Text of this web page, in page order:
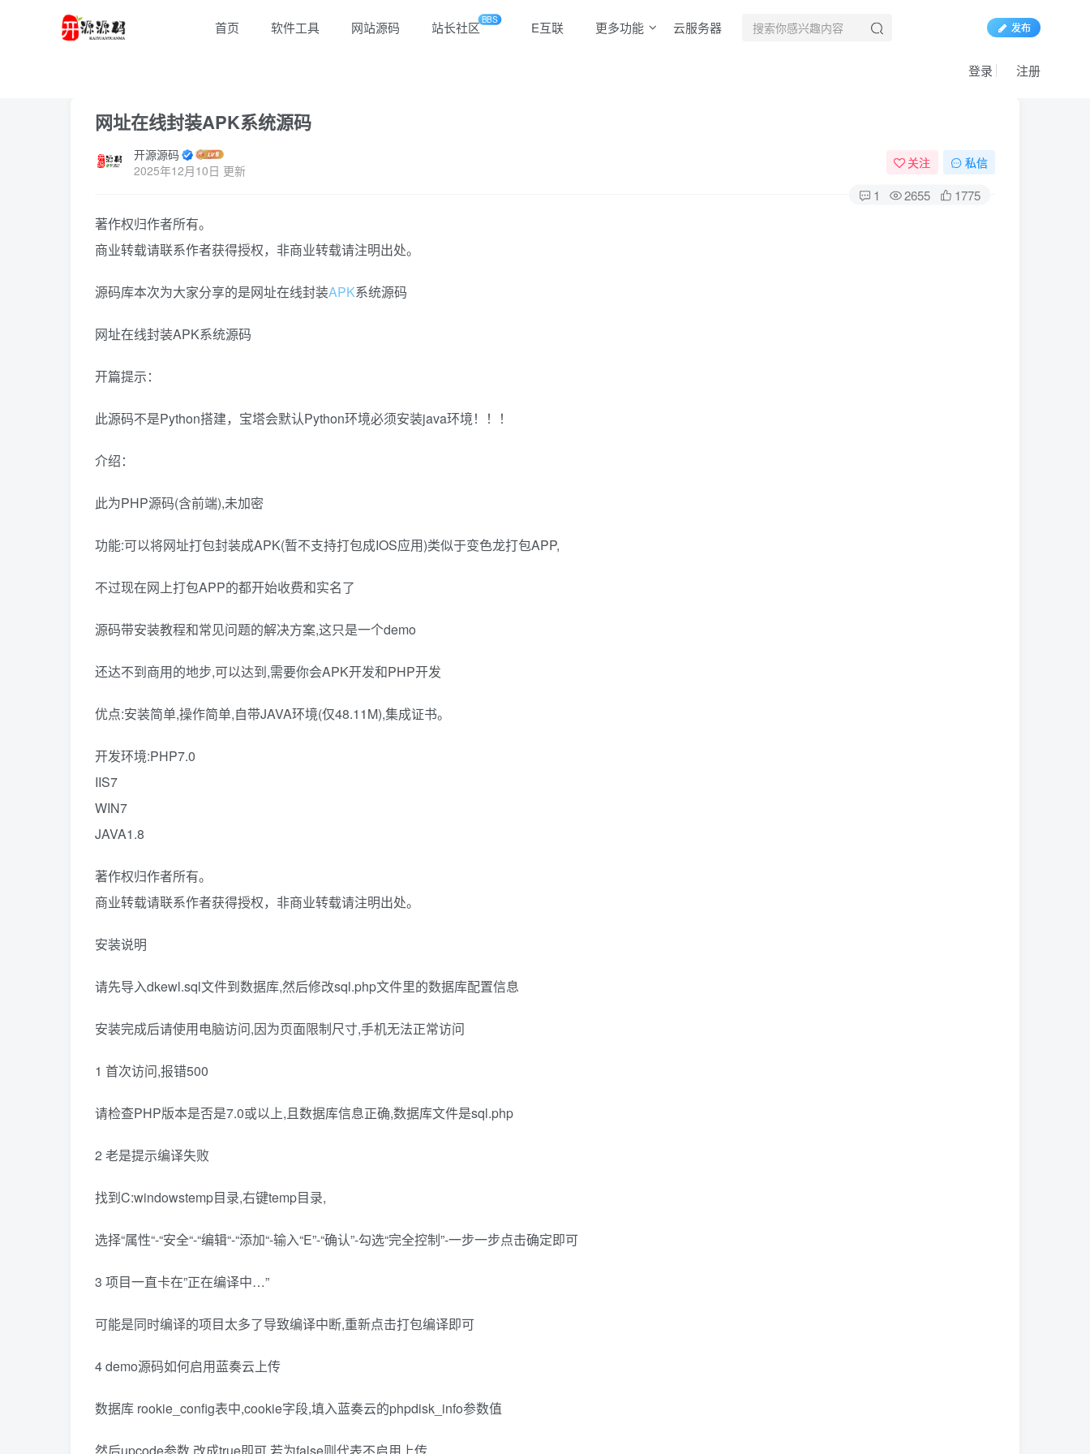
首页 软件工具 网站源码 站长社区BBS E互联 更多功能 云服务器 发布
登录 注册
网址在线封装APK系统源码
开源源码
2025年12月10日 更新
关注 私信
1 2655 1775
著作权归作者所有。
商业转载请联系作者获得授权，非商业转载请注明出处。
源码库本次为大家分享的是网址在线封装APK系统源码
网址在线封装APK系统源码
开篇提示：
此源码不是Python搭建，宝塔会默认Python环境必须安装java环境！！！
介绍：
此为PHP源码(含前端),未加密
功能:可以将网址打包封装成APK(暂不支持打包成IOS应用)类似于变色龙打包APP,
不过现在网上打包APP的都开始收费和实名了
源码带安装教程和常见问题的解决方案,这只是一个demo
还达不到商用的地步,可以达到,需要你会APK开发和PHP开发
优点:安装简单,操作简单,自带JAVA环境(仅48.11M),集成证书。
开发环境:PHP7.0
IIS7
WIN7
JAVA1.8
著作权归作者所有。
商业转载请联系作者获得授权，非商业转载请注明出处。
安装说明
请先导入dkewl.sql文件到数据库,然后修改sql.php文件里的数据库配置信息
安装完成后请使用电脑访问,因为页面限制尺寸,手机无法正常访问
1 首次访问,报错500
请检查PHP版本是否是7.0或以上,且数据库信息正确,数据库文件是sql.php
2 老是提示编译失败
找到C:windowstemp目录,右键temp目录,
选择“属性“-“安全“-“编辑“-“添加“-输入“E”-“确认”-勾选“完全控制”-一步一步点击确定即可
3 项目一直卡在”正在编译中…”
可能是同时编译的项目太多了导致编译中断,重新点击打包编译即可
4 demo源码如何启用蓝奏云上传
数据库 rookie_config表中,cookie字段,填入蓝奏云的phpdisk_info参数值